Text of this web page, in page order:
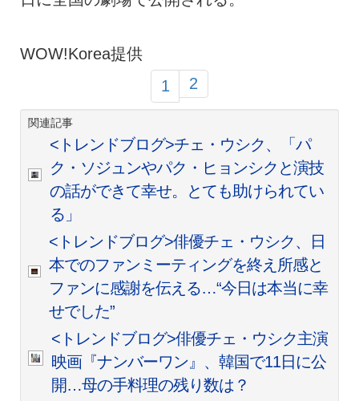
WOW!Korea提供
1
2
関連記事
<トレンドブログ>チェ・ウシク、「パ
ク・ソジュンやパク・ヒョンシクと演技
の話ができて幸せ。とても助けられてい
る」
<トレンドブログ>俳優チェ・ウシク、日
本でのファンミーティングを終え所感と
ファンに感謝を伝える…“今日は本当に幸
せでした”
<トレンドブログ>俳優チェ・ウシク主演
映画『ナンバーワン』、韓国で11日に公
開…母の手料理の残り数は？